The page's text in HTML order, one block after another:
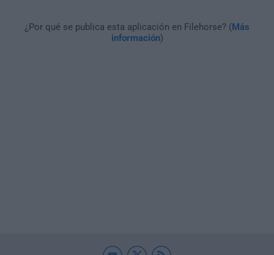
¿Por qué se publica esta aplicación en Filehorse? (Más
información)